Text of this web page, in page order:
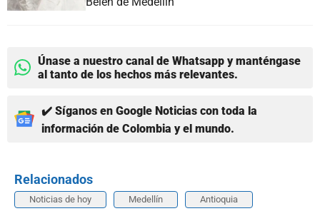
Únase a nuestro canal de Whatsapp y manténgase
al tanto de los hechos más relevantes.
✔️ Síganos en Google Noticias con toda la
información de Colombia y el mundo.
Relacionados
Noticias de hoy Medellín Antioquia